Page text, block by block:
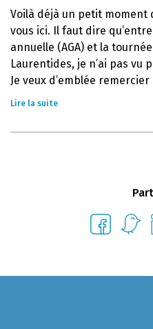
Voilà déjà un petit moment
vous ici. Il faut dire
annuelle (AGA) et la
Laurentides, je n’ai pas vu
Je veux d’emblée remercier
Lire la suite